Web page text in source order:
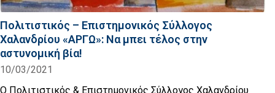
Πολιτιστικός – Επιστημονικός Σύλλογος
Χαλανδρίου «ΑΡΓΩ»: Να μπει τέλος στην
αστυνομική βία!
10/03/2021
Ο Πολιτιστικός & Επιστημονικός Σύλλογος Χαλανδρίου